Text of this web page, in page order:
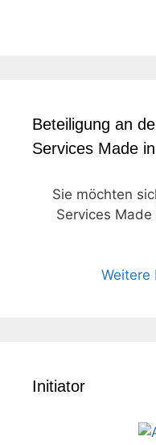
Beteiligung an
Services Made
Sie möchten
Services
Weitere
Initiator